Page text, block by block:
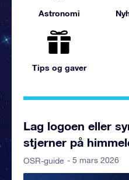
Astronomi
Tips og gaver
Lag logoen eller
stjerner på
OSR-guide - 5 mars 2026